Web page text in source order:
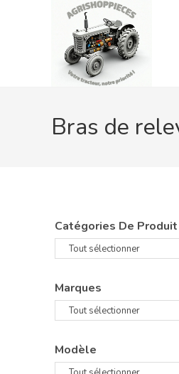
Bras de
Catégories De Produit
Marques
Modèle